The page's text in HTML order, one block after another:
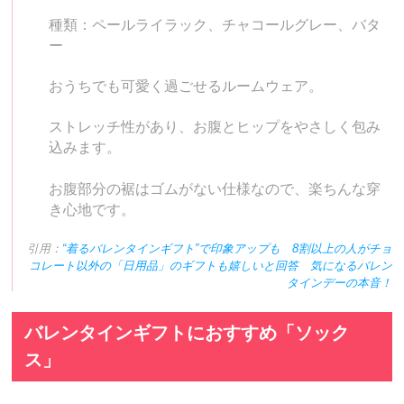
種類：ペールライラック、チャコールグレー、バタ
ー
おうちでも可愛く過ごせるルームウェア。
ストレッチ性があり、お腹とヒップをやさしく包み
込みます。
お腹部分の裾はゴムがない仕様なので、楽ちんな穿
き心地です。
引用： “着るバレンタインギフト”で印象アップも 8割以上の人がチョ
コレート以外の「日用品」のギフトも嬉しいと回答 気になるバレン
タインデーの本音！
バレンタインギフトにおすすめ「ソック
ス」